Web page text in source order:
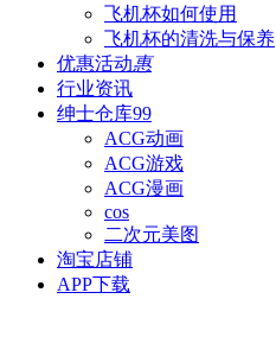
飞机杯如何使用
飞机杯的清洗与保养
优惠活动惠
行业资讯
绅士仓库99
ACG动画
ACG游戏
ACG漫画
cos
二次元美图
淘宝店铺
APP下载